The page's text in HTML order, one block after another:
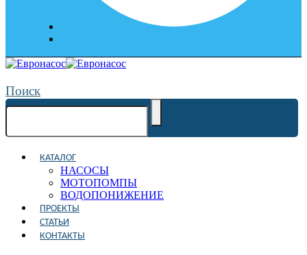
Поиск
КАТАЛОГ
НАСОСЫ
МОТОПОМПЫ
ВОДОПОНИЖЕНИЕ
ПРОЕКТЫ
СТАТЬИ
КОНТАКТЫ